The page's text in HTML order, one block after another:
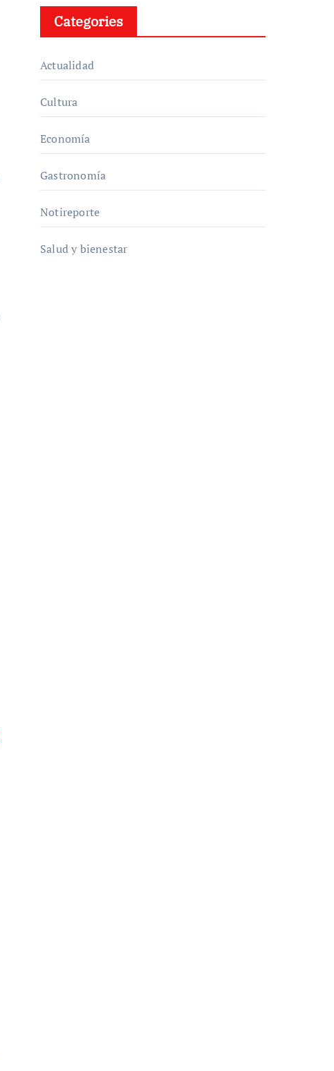
Categories
Actualidad
Cultura
Economía
Gastronomía
Notireporte
Salud y bienestar